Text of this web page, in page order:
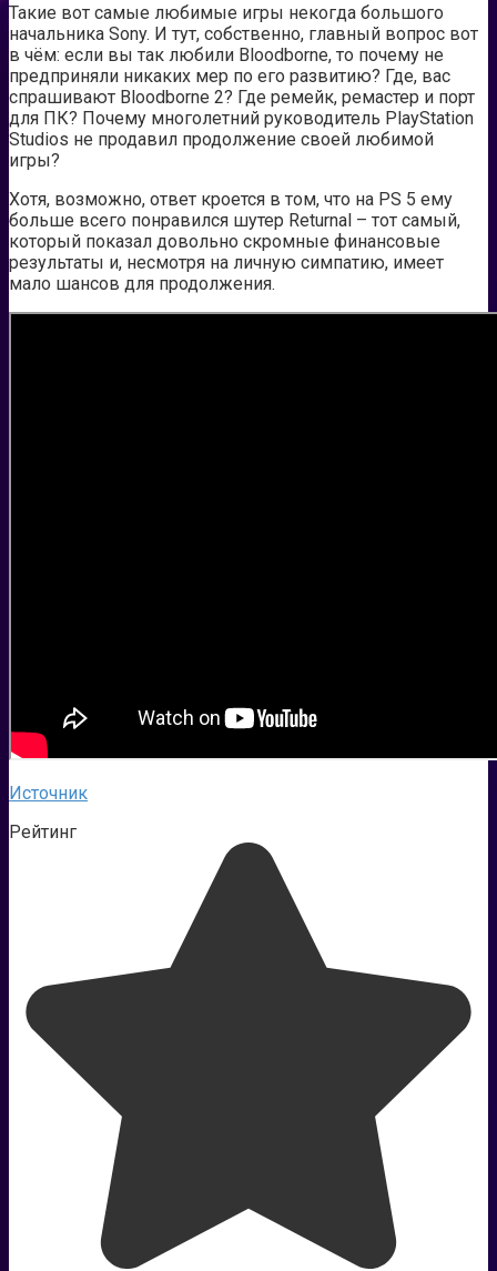
Такие вот самые любимые игры некогда большого
начальника Sony. И тут, собственно, главный вопрос вот
в чём: если вы так любили Bloodborne, то почему не
предприняли никаких мер по его развитию? Где, вас
спрашивают Bloodborne 2? Где ремейк, ремастер и порт
для ПК? Почему многолетний руководитель PlayStation
Studios не продавил продолжение своей любимой
игры?
Хотя, возможно, ответ кроется в том, что на PS 5 ему
больше всего понравился шутер Returnal – тот самый,
который показал довольно скромные финансовые
результаты и, несмотря на личную симпатию, имеет
мало шансов для продолжения.
Источник
Рейтинг